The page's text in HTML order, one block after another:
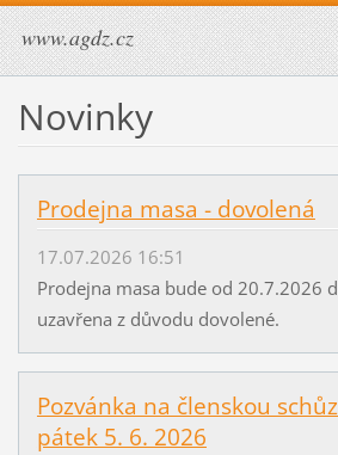
www.agdz.cz
Novinky
Prodejna masa - dovolená
17.07.2026 16:51
Prodejna masa bude od 20.7.2026
uzavřena z důvodu dovolené.
Pozvánka na členskou
pátek 5. 6. 2026